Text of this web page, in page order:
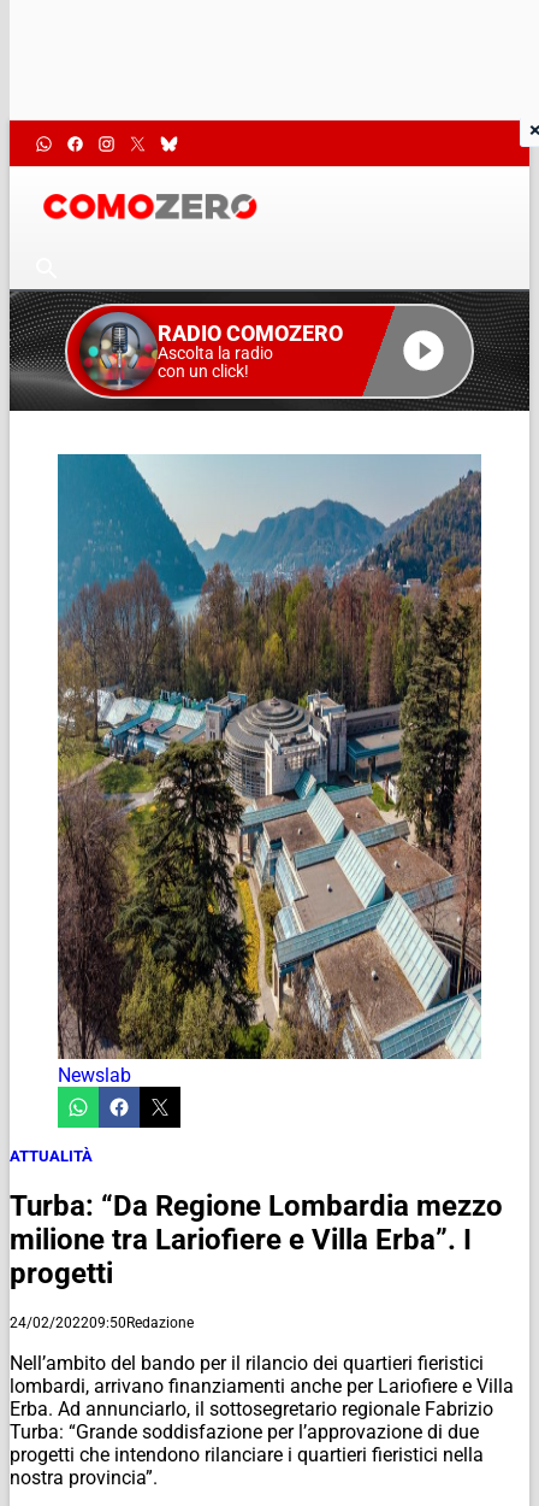
RADIO COMOZERO
Ascolta la radio
con un click!
Newslab
ATTUALITÀ
Turba: “Da Regione Lombardia mezzo
milione tra Lariofiere e Villa Erba”. I
progetti
24/02/202209:50Redazione
Nell’ambito del bando per il rilancio dei quartieri fieristici
lombardi, arrivano finanziamenti anche per Lariofiere e Villa
Erba. Ad annunciarlo, il sottosegretario regionale Fabrizio
Turba: “Grande soddisfazione per l’approvazione di due
progetti che intendono rilanciare i quartieri fieristici nella
nostra provincia”.